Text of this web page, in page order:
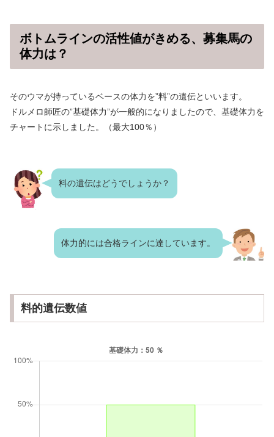
ボトムラインの活性値がきめる、募集馬の
体力は？
そのウマが持っているベースの体力を”料”の遺伝といいます。
ドルメロ師匠の”基礎体力”が一般的になりましたので、基礎体力を
チャートに示しました。（最大100％）
料の遺伝はどうでしょうか？
体力的には合格ラインに達しています。
料的遺伝数値